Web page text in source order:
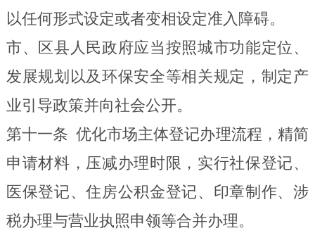
以任何形式设定或者变相设定准入障碍。
市、区县人民政府应当按照城市功能定位、
发展规划以及环保安全等相关规定，制定产
业引导政策并向社会公开。
第十一条 优化市场主体登记办理流程，精简
申请材料，压减办理时限，实行社保登记、
医保登记、住房公积金登记、印章制作、涉
税办理与营业执照申领等合并办理。